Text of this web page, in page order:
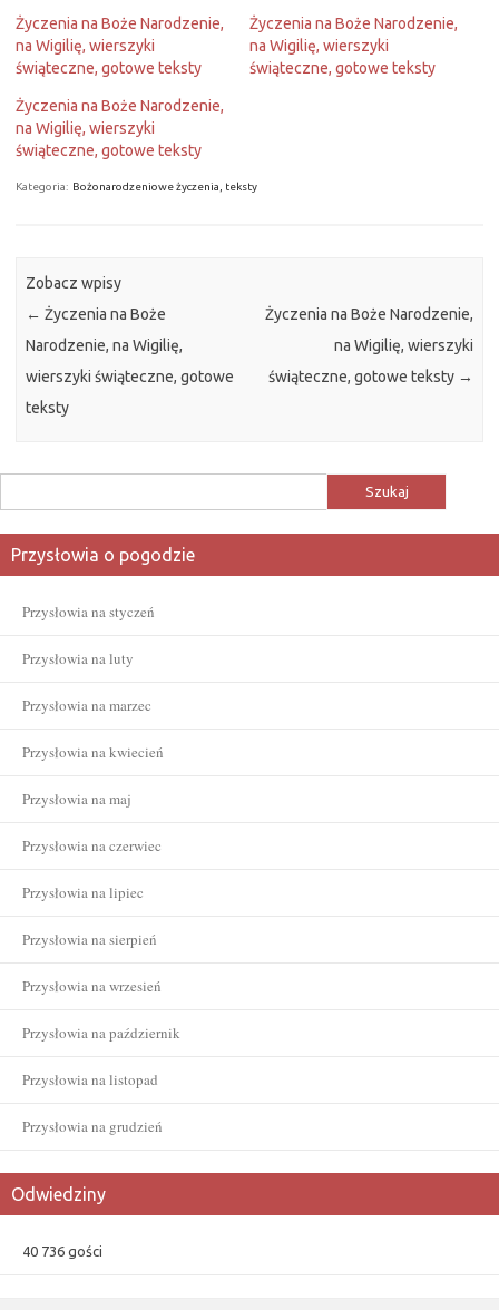
Życzenia na Boże Narodzenie,
na Wigilię, wierszyki
świąteczne, gotowe teksty
Życzenia na Boże Narodzenie,
na Wigilię, wierszyki
świąteczne, gotowe teksty
Życzenia na Boże Narodzenie,
na Wigilię, wierszyki
świąteczne, gotowe teksty
Kategoria: Bożonarodzeniowe życzenia, teksty
Zobacz wpisy
← Życzenia na Boże
Narodzenie, na Wigilię,
wierszyki świąteczne, gotowe
teksty
Życzenia na Boże Narodzenie,
na Wigilię, wierszyki
świąteczne, gotowe teksty →
Przysłowia o pogodzie
Przysłowia na styczeń
Przysłowia na luty
Przysłowia na marzec
Przysłowia na kwiecień
Przysłowia na maj
Przysłowia na czerwiec
Przysłowia na lipiec
Przysłowia na sierpień
Przysłowia na wrzesień
Przysłowia na październik
Przysłowia na listopad
Przysłowia na grudzień
Odwiedziny
40 736 gości